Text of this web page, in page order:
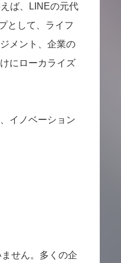
ば、LINEの元代
として、ライフ
メント、企業の
にローカライズ
イノベーション
せん。多くの企